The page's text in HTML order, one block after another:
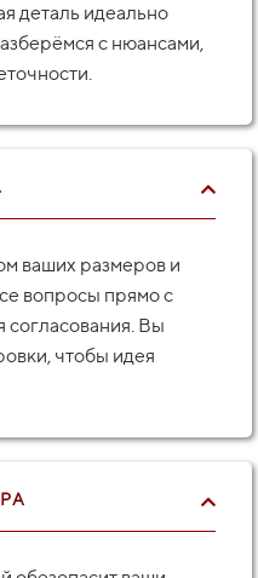
деталь идеально
с нюансами,
ваших размеров и
вопросы прямо с
согласования. Вы
чтобы идея